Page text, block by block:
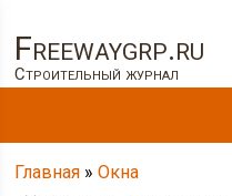
Freewaygrp.ru
Строительный журнал
Главная »Окна